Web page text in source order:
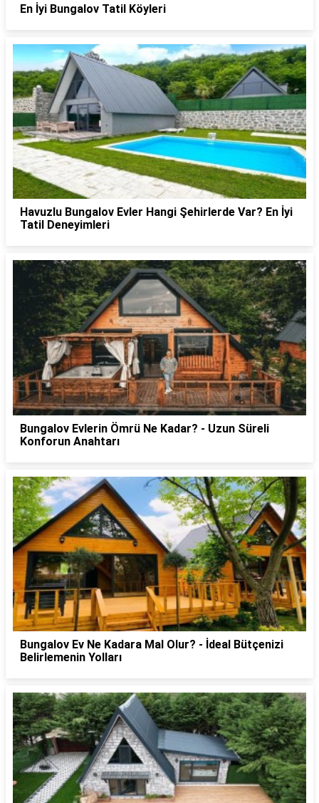
En İyi Bungalov Tatil Köyleri
Havuzlu Bungalov Evler Hangi Şehirlerde Var? En İyi
Tatil Deneyimleri
Bungalov Evlerin Ömrü Ne Kadar? - Uzun Süreli
Konforun Anahtarı
Bungalov Ev Ne Kadara Mal Olur? - İdeal Bütçenizi
Belirlemenin Yolları